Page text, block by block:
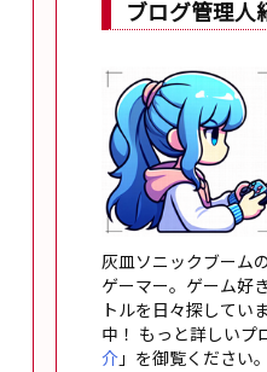
ブログ管理人
灰皿ソニックブーム
ゲーマー。ゲーム好
トルを日々探してい
中！ もっと詳しいプ
介 」を御覧ください。